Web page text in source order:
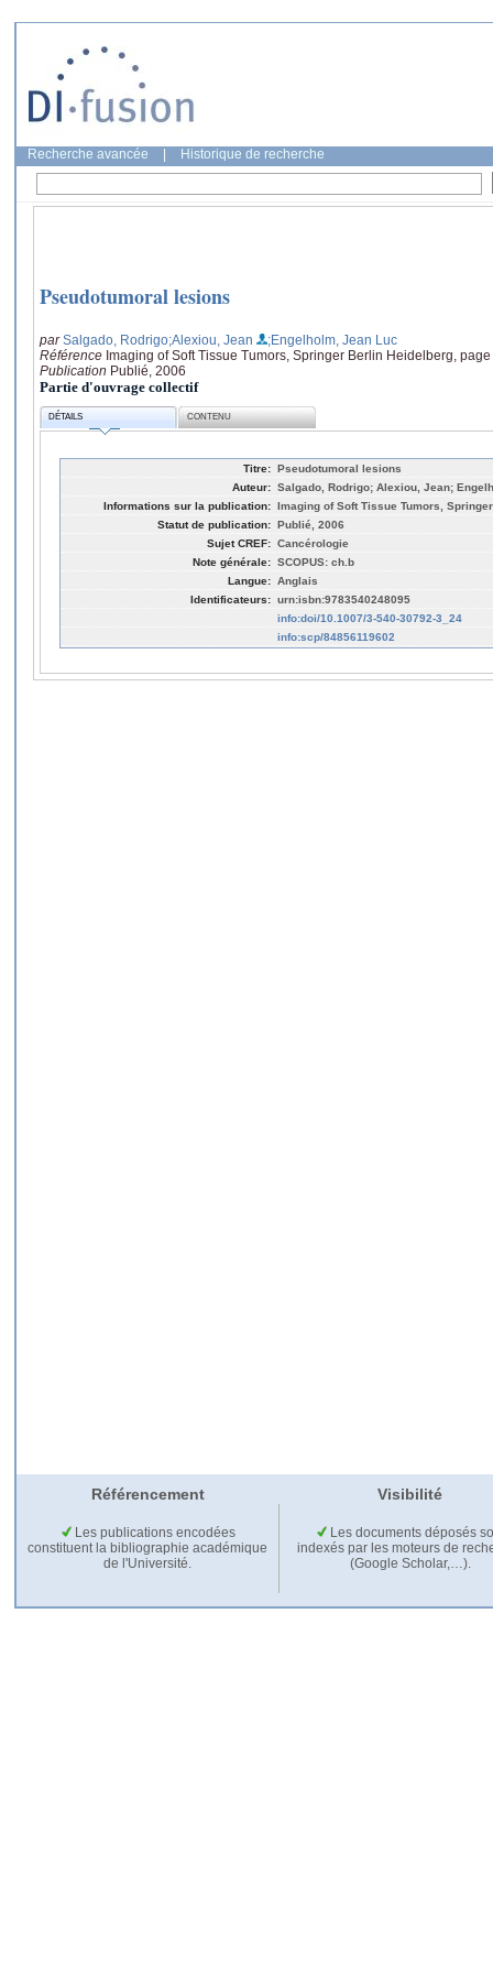
Recherche avancée Historique de recherche
Pseudotumoral lesions
parSalgado, Rodrigo;Alexiou, Jean
;Engelholm, Jean Luc
Référence Imaging of Soft Tissue Tumors, Springer Berlin Heidelberg,
Publication Publié, 2006
Partie d'ouvrage collectif
DÉTAILS CONTENU
Titre: Pseudotumoral lesions
Auteur: Salgado, Rodrigo; Alexiou, Jean;
Informations sur la publication: Imaging of Soft Tissue Tumors,
Statut de publication: Publié, 2006
Sujet CREF: Cancérologie
Note générale: SCOPUS: ch.b
Langue: Anglais
Identificateurs: urn:isbn:9783540248095
info:doi/10.1007/3-540-30792-3_24
info:scp/84856119602
Référencement Visibilité
Les publications encodées
constituent la bibliographie académique
de l'Université.
Les documents déposés
indexés par les moteurs de
(Google Scholar,…).